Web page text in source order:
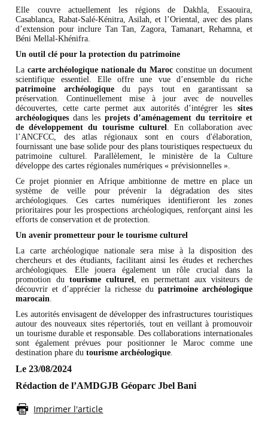
Elle couvre actuellement les régions de Dakhla, Essaouira,
Casablanca, Rabat-Salé-Kénitra, Asilah, et l’Oriental, avec des plans
d’extension pour inclure Tan Tan, Zagora, Tamanart, Rehamna, et
Béni Mellal-Khénifra.
Un outil clé pour la protection du patrimoine
La carte archéologique nationale du Maroc constitue un document
scientifique essentiel. Elle offre une vue d’ensemble du riche
patrimoine archéologiquedu pays tout en garantissant sa
préservation. Continuellement mise à jour avec de nouvelles
découvertes, cette carte permet aux autorités d’intégrer les sites
archéologiques dans les projets d’aménagement du territoire et
de développement du tourisme culturel. En collaboration avec
l’ANCFCC, des atlas régionaux sont en cours d'élaboration,
fournissant une base solide pour des plans touristiques respectueux du
patrimoine culturel. Parallèlement, le ministère de la Culture
développe des cartes régionales numériques « prévisionnelles ».
Ce projet pionnier en Afrique ambitionne de mettre en place un
système de veille pour prévenir la dégradation des sites
archéologiques. Ces cartes numériques identifieront les zones
prioritaires pour les prospections archéologiques, renforçant ainsi les
efforts de conservation et de protection.
Un avenir prometteur pour le tourisme culturel
La carte archéologique nationale sera mise à la disposition des
chercheurs et des étudiants, facilitant ainsi les études et recherches
archéologiques. Elle jouera également un rôle crucial dans la
promotion du tourisme culturel, en permettant aux visiteurs de
découvrir et d’apprécier la richesse du patrimoine archéologique
marocain.
Les autorités envisagent de développer des infrastructures touristiques
autour des nouveaux sites répertoriés, tout en veillant à promouvoir
un tourisme durable et responsable. Des collaborations internationales
sont également prévues pour positionner le Maroc comme une
destination phare dutourisme archéologique.
Le 23/08/2024
Rédaction de l’AMDGJB Géoparc Jbel Bani
Imprimer l'article